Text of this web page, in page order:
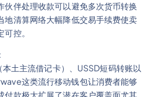
伙伴处理收款可以避免多次货币转换
地清算网络大幅降低交易手续费使卖
控。
土主流借记卡）、USSD短码转账以
这类流行移动钱包让消费者能够